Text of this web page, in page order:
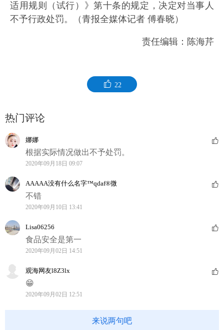
适用规则（试行）》第十条的规定，决定对当事人
不予行政处罚。（青报全媒体记者 傅春晓）
责任编辑：陈海芹
22
热门评论
娜娜
根据实际情况做出不予处罚。
2020年09月18日 09:07
AAAAA没有什么名字™qdaf®微
不错
2020年09月10日 13:41
Lisa06256
食品安全是第一
2020年09月02日 14:51
观海网友l8Z3lx
😁
2020年09月02日 12:51
来说两句吧